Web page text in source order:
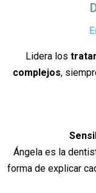
Lidera los
complejos,
Ángela es la
forma de explicar